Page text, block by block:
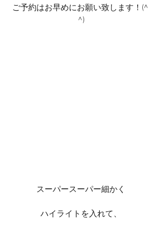
ご予約はお早めにお願い致します！(^
^)
スーパースーパー細かく
ハイライトを入れて、